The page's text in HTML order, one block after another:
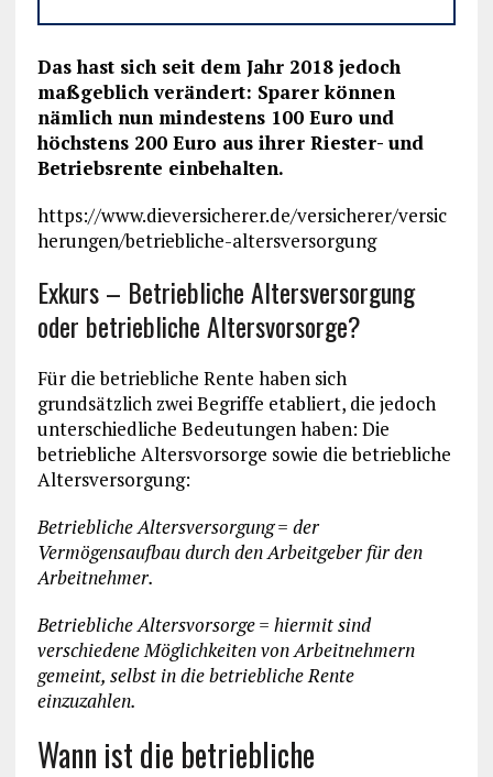
Das hast sich seit dem Jahr 2018 jedoch
maßgeblich verändert: Sparer können
nämlich nun mindestens 100 Euro und
höchstens 200 Euro aus ihrer Riester- und
Betriebsrente einbehalten.
https://www.dieversicherer.de/versicherer/versic
herungen/betriebliche-altersversorgung
Exkurs – Betriebliche Altersversorgung
oder betriebliche Altersvorsorge?
Für die betriebliche Rente haben sich
grundsätzlich zwei Begriffe etabliert, die jedoch
unterschiedliche Bedeutungen haben: Die
betriebliche Altersvorsorge sowie die betriebliche
Altersversorgung:
Betriebliche Altersversorgung = der
Vermögensaufbau durch den Arbeitgeber für den
Arbeitnehmer.
Betriebliche Altersvorsorge = hiermit sind
verschiedene Möglichkeiten von Arbeitnehmern
gemeint, selbst in die betriebliche Rente
einzuzahlen.
Wann ist die betriebliche